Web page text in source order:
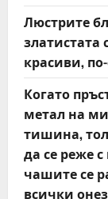
Люстрите
златистата
красиви,
Когато
метал на
тишина,
да се реже
чашите се
всички